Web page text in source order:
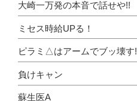
大崎一万発の本音で話せや!!
ミセス時給UPる！
ピラミ△はアームでブッ壊す!
負けキャン
蘇生医A